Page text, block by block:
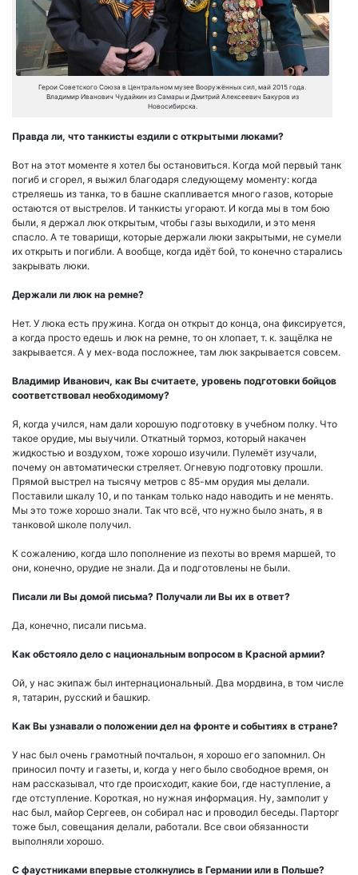
Герои Советского Союза в Центральном музее Вооружённых сил, май 2015 года.
Владимир Иванович Чудайкин из Самары и Дмитрий Алексеевич Бакуров из
Новосибирска.
Правда ли, что танкисты ездили с открытыми люками?
Вот на этот моменте я хотел бы остановиться. Когда мой первый танк
погиб и сгорел, я выжил благодаря следующему моменту: когда
стреляешь из танка, то в башне скапливается много газов, которые
остаются от выстрелов. И танкисты угорают. И когда мы в том бою
были, я держал люк открытым, чтобы газы выходили, и это меня
спасло. А те товарищи, которые держали люки закрытыми, не сумели
их открыть и погибли. А вообще, когда идёт бой, то конечно старались
закрывать люки.
Держали ли люк на ремне?
Нет. У люка есть пружина. Когда он открыт до конца, она фиксируется,
а когда просто едешь и люк на ремне, то он хлопает, т. к. защёлка не
закрывается. А у мех-вода посложнее, там люк закрывается совсем.
Владимир Иванович, как Вы считаете, уровень подготовки бойцов
соответствовал необходимому?
Я, когда учился, нам дали хорошую подготовку в учебном полку. Что
такое орудие, мы выучили. Откатный тормоз, который накачен
жидкостью и воздухом, тоже хорошо изучили. Пулемёт изучали,
почему он автоматически стреляет. Огневую подготовку прошли.
Прямой выстрел на тысячу метров с 85-мм орудия мы делали.
Поставили шкалу 10, и по танкам только надо наводить и не менять.
Мы это тоже хорошо знали. Так что всё, что нужно было знать, я в
танковой школе получил.
К сожалению, когда шло пополнение из пехоты во время маршей, то
они, конечно, орудие не знали. Да и подготовлены не были.
Писали ли Вы домой письма? Получали ли Вы их в ответ?
Да, конечно, писали письма.
Как обстояло дело с национальным вопросом в Красной армии?
Ой, у нас экипаж был интернациональный. Два мордвина, в том числе
я, татарин, русский и башкир.
Как Вы узнавали о положении дел на фронте и событиях в стране?
У нас был очень грамотный почтальон, я хорошо его запомнил. Он
приносил почту и газеты, и, когда у него было свободное время, он
нам рассказывал, что где происходит, какие бои, где наступление, а
где отступление. Короткая, но нужная информация. Ну, замполит у
нас был, майор Сергеев, он собирал нас и проводил беседы. Парторг
тоже был, совещания делали, работали. Все свои обязанности
выполняли хорошо.
С фаустниками впервые столкнулись в Германии или в Польше?